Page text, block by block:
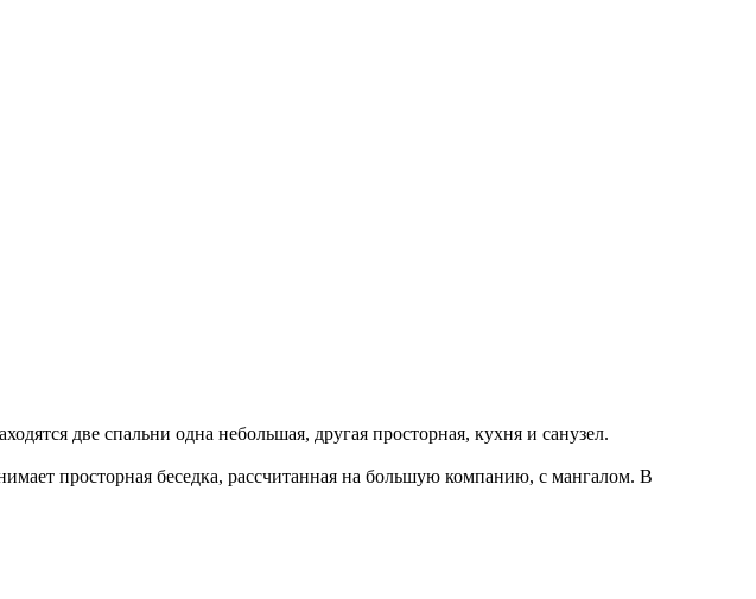
две спальни одна небольшая, другая просторная, кухня и санузел.
просторная беседка, рассчитанная на большую компанию, с мангалом. В